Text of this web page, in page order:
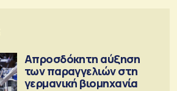
Απροσδόκητη αύξηση
των παραγγελιών στη
γερμανική βιομηχανία